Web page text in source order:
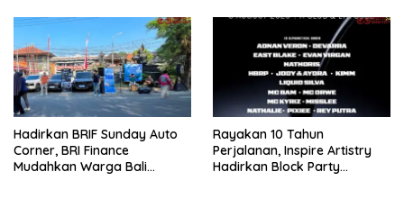
Pertama Magister ITSI
Hadirkan BRIF Sunday Auto
Corner, BRI Finance
Mudahkan Warga Bali
Rayakan 10 Tahun
Perjalanan, Inspire Artistry
Hadirkan Block Party